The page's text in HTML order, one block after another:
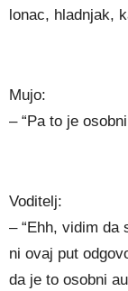
lonac, hladnjak,
Mujo:
– “Pa to je
Voditelj:
– “Ehh, vidim da
ni ovaj put
da je to osobni